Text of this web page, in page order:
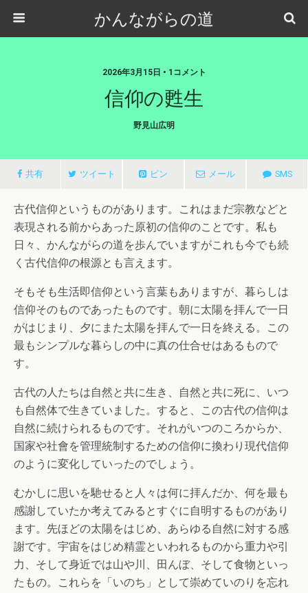
かんながらの道
2026年3月15日 • 1コメント
信仰の甦生
野見山広明
共有 ツイート ピン メール SMS
古代信仰というものがあります。これはまだ宗教などと
表現される前からあった原初の信仰のことです。私も
日々、かんながらの道を歩んでいますがこれも今でも続
く古代信仰の根源とも言えます。
そもそも生活即信仰という言葉もありますが、暮らしは
信仰そのものであったものです。朝に太陽を拝んで一日
がはじまり、夕にまた太陽を拝んで一日を終える。この
最もシンプルな暮らしの中に真の仕合せはあるもので
す。
古代の人たちは自然と共に生き、自然と共に死に、いつ
も自然体で生きていました。すると、この古代の信仰は
自然に続けられるものです。それがいつのころからか、
国家や社會を管理統制するための信仰に換わり現代信仰
のように変化していったのでしょう。
むかしに思いを馳せると人々は何に拝んだか、何を最も
感謝していたか考えてみるとすぐに自明するものがあり
ます。先ほどの太陽をはじめ、あらゆる自然に対する感
謝です。宇宙をはじめ精霊といわれるものから重力や引
力、そして身近では山や川、田んぼ、そして食物といっ
たもの。これらを「いのち」として崇めていのりを忘れ